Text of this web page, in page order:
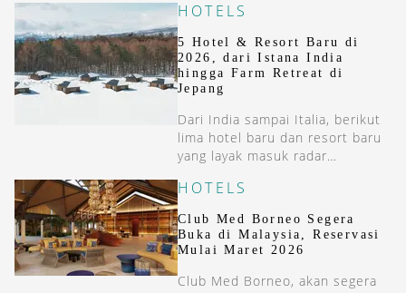
berkapasitas besar.
HOTELS
5 Hotel & Resort Baru di
2026, dari Istana India
hingga Farm Retreat di
Jepang
Dari India sampai Italia, berikut
lima hotel baru dan resort baru
yang layak masuk radar
HOTELS
Club Med Borneo Segera
Buka di Malaysia, Reservasi
Mulai Maret 2026
Club Med Borneo, akan segera